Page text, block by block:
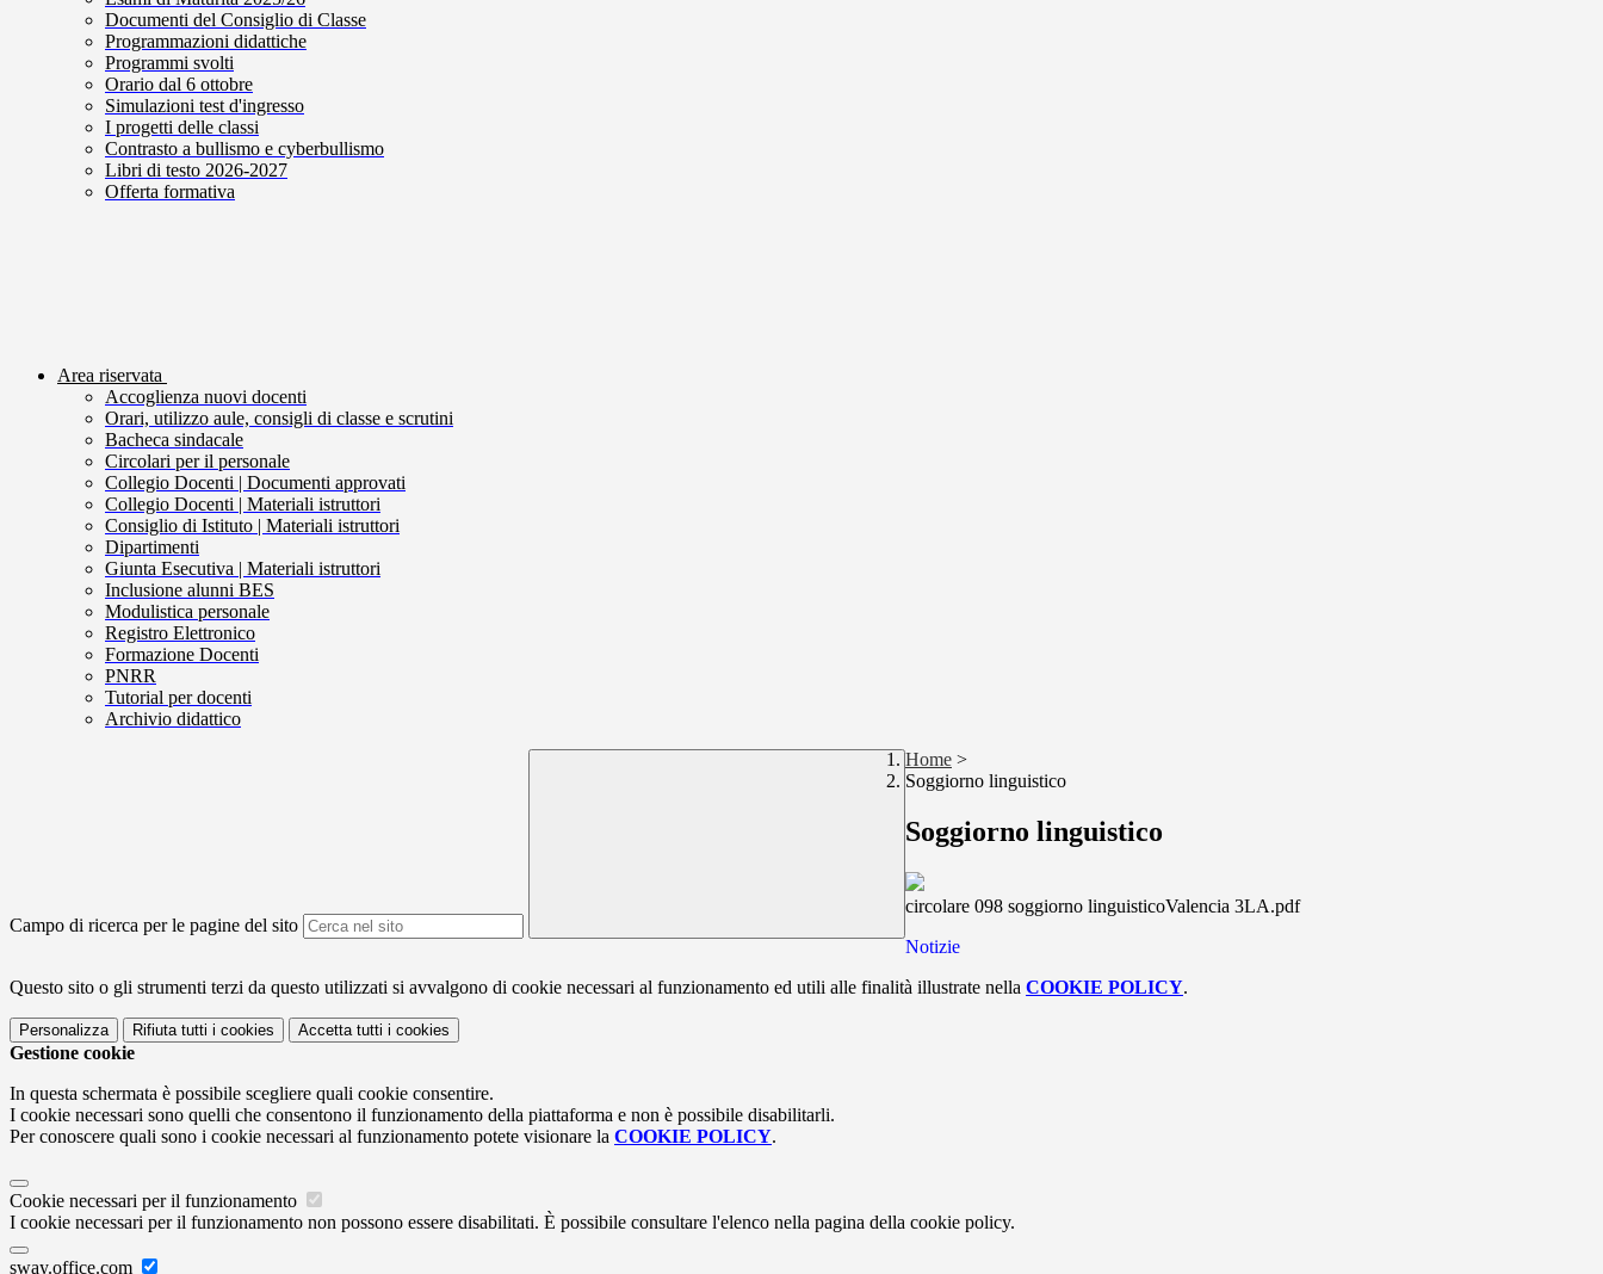
Documenti del Consiglio di Classe
Programmazioni didattiche
Programmi svolti
Orario dal 6 ottobre
Simulazioni test d'ingresso
I progetti delle classi
Contrasto a bullismo e cyberbullismo
Libri di testo 2026-2027
Offerta formativa
Area riservata
Accoglienza nuovi docenti
Orari, utilizzo aule, consigli di classe e scrutini
Bacheca sindacale
Circolari per il personale
Collegio Docenti | Documenti approvati
Collegio Docenti | Materiali istruttori
Consiglio di Istituto | Materiali istruttori
Dipartimenti
Giunta Esecutiva | Materiali istruttori
Inclusione alunni BES
Modulistica personale
Registro Elettronico
Formazione Docenti
PNRR
Tutorial per docenti
Archivio didattico
Campo di ricerca per le pagine del sito
Home >
Soggiorno linguistico
Soggiorno linguistico
circolare 098 soggiorno linguisticoValencia 3LA.pdf
Notizie
Questo sito o gli strumenti terzi da questo utilizzati si avvalgono di cookie necessari al funzionamento ed utili alle finalità illustrate nella COOKIE POLICY.
Personalizza Rifiuta tutti i cookies Accetta tutti i cookies
Gestione cookie
In questa schermata è possibile scegliere quali cookie consentire.
I cookie necessari sono quelli che consentono il funzionamento della piattaforma e non è possibile disabilitarli.
Per conoscere quali sono i cookie necessari al funzionamento potete visionare la COOKIE POLICY.
Cookie necessari per il funzionamento
I cookie necessari per il funzionamento non possono essere disabilitati. È possibile consultare l'elenco nella pagina della cookie policy.
sway.office.com